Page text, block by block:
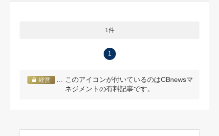
1件
1
経営
… このアイコンが付いているのはCBnewsマ
ネジメントの有料記事です。